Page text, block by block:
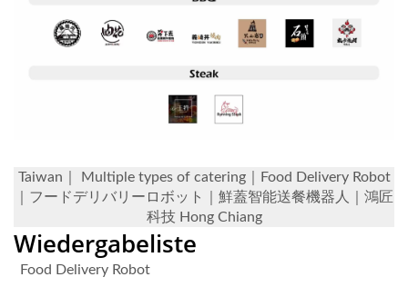
Taiwan｜ Multiple types of catering｜Food Delivery Robot
｜フードデリバリーロボット｜鮮蓋智能送餐機器人｜鴻匠
科技 Hong Chiang
Wiedergabeliste
Food Delivery Robot